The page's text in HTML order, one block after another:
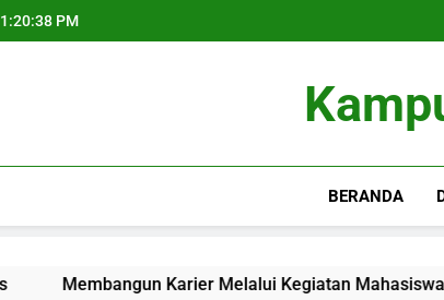
1:20:38 PM
BERANDA
Membangun Karier Melalui Kegiatan Mahasiswa: